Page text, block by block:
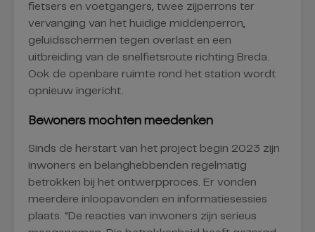
fietsers en voetgangers, twee zijperrons ter
vervanging van het huidige middenperron,
geluidsschermen tegen overlast en een
uitbreiding van de snelfietsroute richting Breda.
Ook de openbare ruimte rond het station wordt
opnieuw ingericht.
Bewoners mochten meedenken
Sinds de herstart van het project begin 2023 zijn
inwoners en belanghebbenden regelmatig
betrokken bij het ontwerpproces. Er vonden
meerdere inloopavonden en informatiesessies
plaats. “De reacties van inwoners zijn serieus